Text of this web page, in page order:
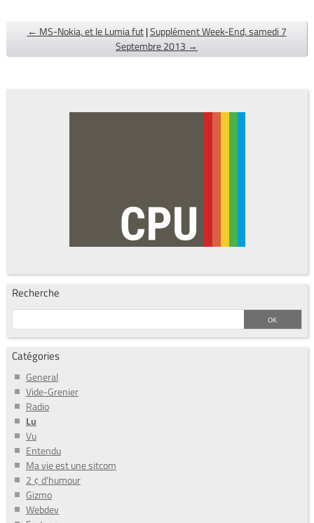
← MS-Nokia, et le Lumia fut |Supplément Week-End, samedi 7
Septembre 2013 →
Recherche
Catégories
General
Vide-Grenier
Radio
Lu
Vu
Entendu
Ma vie est une sitcom
2 ¢ d'humour
Gizmo
Webdev